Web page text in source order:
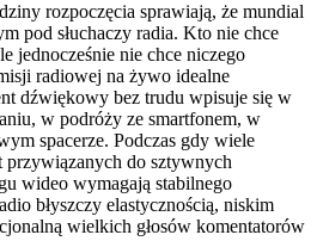
rozpoczęcia sprawiają, że mundial
pod słuchaczy radia. Kto nie chce
jednocześnie nie chce niczego
radiowej na żywo idealne
dźwiękowy bez trudu wpisuje się w
w podróży ze smartfonem, w
spacerze. Podczas gdy wiele
do sztywnych
wideo wymagają stabilnego
błyszczy elastycznością, niskim
wielkich głosów komentatorów